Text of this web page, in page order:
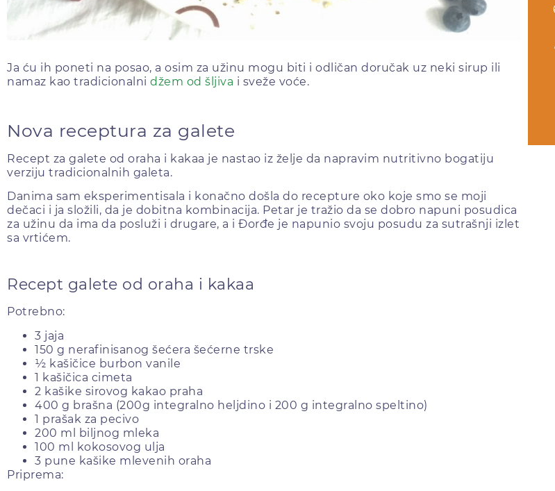
Ja ću ih poneti na posao, a osim za užinu mogu biti i odličan doručak uz neki sirup ili
namaz kao tradicionalni džem od šljiva i sveže voće.
Nova receptura za galete
Recept za galete od oraha i kakaa je nastao iz želje da napravim nutritivno bogatiju
verziju tradicionalnih galeta.
Danima sam eksperimentisala i konačno došla do recepture oko koje smo se moji
dečaci i ja složili, da je dobitna kombinacija. Petar je tražio da se dobro napuni posudica
za užinu da ima da posluži i drugare, a i Đorđe je napunio svoju posudu za sutrašnji izlet
sa vrtićem.
Recept galete od oraha i kakaa
Potrebno:
3 jaja
150 g nerafinisanog šećera šećerne trske
½ kašičice burbon vanile
1 kašičica cimeta
2 kašike sirovog kakao praha
400 g brašna (200g integralno heljdino i 200 g integralno speltino)
1 prašak za pecivo
200 ml biljnog mleka
100 ml kokosovog ulja
3 pune kašike mlevenih oraha
Priprema: